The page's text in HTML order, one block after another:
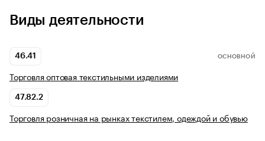
Виды деятельности
46.41 ОСНОВНОЙ
Торговля оптовая текстильными изделиями
47.82.2
Торговля розничная на рынках текстилем, одеждой и обувью